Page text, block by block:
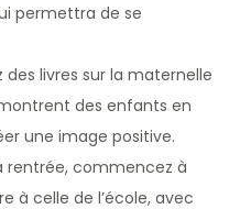
permettra de se
des livres sur la maternelle
des enfants en
une image positive.
rentrée, commencez à
à celle de l’école, avec